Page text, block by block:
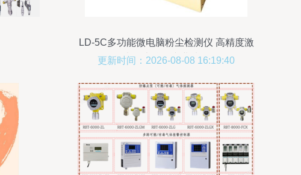
LD-5C多功能微电脑粉尘检测仪 高精度激
光粉尘仪的专业选择
更新时间：2026-08-08 16:19:40